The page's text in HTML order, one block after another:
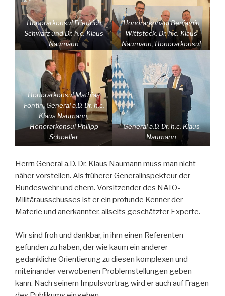
Honorarkonsul Friedrich
Schwarz und Dr. h.c. Klaus
Naumann
Honorarkonsul Benjamin
Wittstock, Dr. h.c. Klaus
Naumann, Honorarkonsul
Honorarkonsul Mathias
Fontin, General a.D. Dr. h.c.
Klaus Naumann,
Honorarkonsul Philipp
Schoeller
General a.D. Dr. h.c. Klaus
Naumann
Herrn General a.D. Dr. Klaus Naumann muss man nicht
näher vorstellen. Als früherer Generalinspekteur der
Bundeswehr und ehem. Vorsitzender des NATO-
Militärausschusses ist er ein profunde Kenner der
Materie und anerkannter, allseits geschätzter Experte.
Wir sind froh und dankbar, in ihm einen Referenten
gefunden zu haben, der wie kaum ein anderer
gedankliche Orientierung zu diesen komplexen und
miteinander verwobenen Problemstellungen geben
kann. Nach seinem Impulsvortrag wird er auch auf Fragen